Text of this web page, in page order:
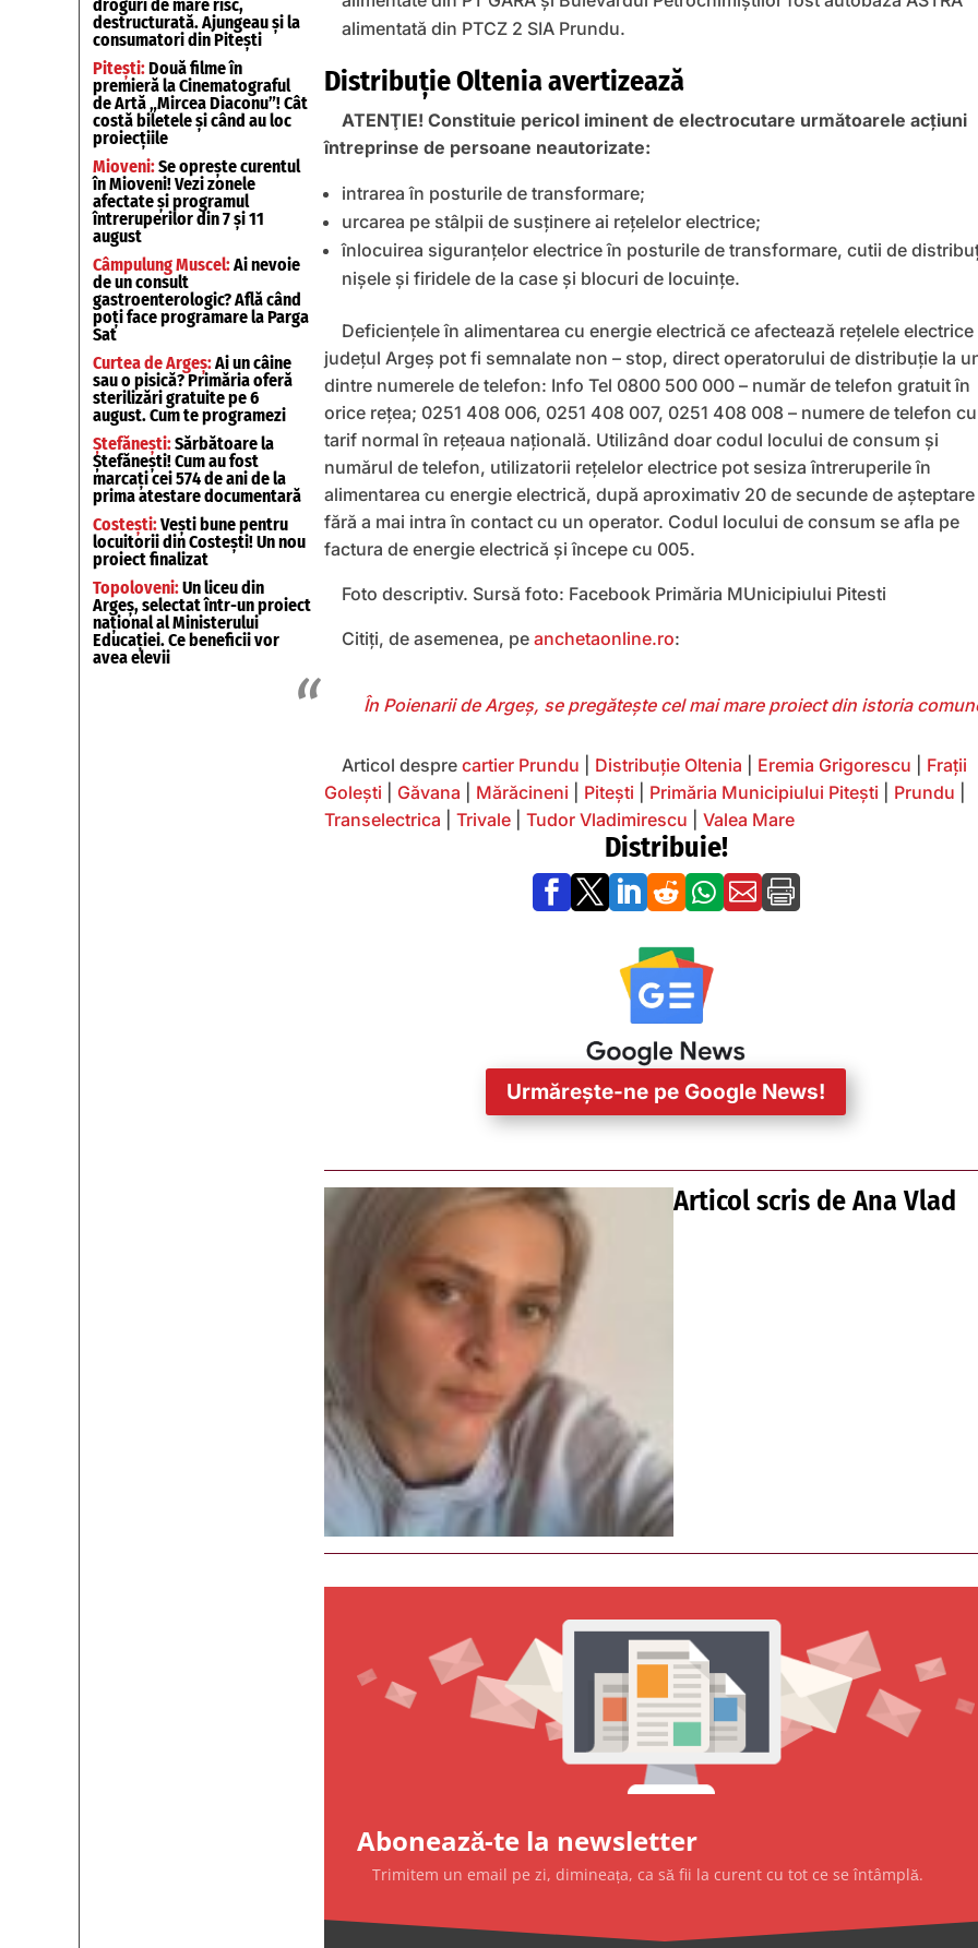
droguri de mare risc,
destructurată. Ajungeau și la
consumatori din Pitești
Pitești:Două filme în
premieră la Cinematograful
de Artă „Mircea Diaconu”! Cât
costă biletele și când au loc
proiecțiile
Mioveni:Se oprește curentul
în Mioveni! Vezi zonele
afectate și programul
întreruperilor din 7 și 11
august
Câmpulung Muscel:Ai nevoie
de un consult
gastroenterologic? Află când
poți face programare la Parga
Sat
Curtea de Argeș:Ai un câine
sau o pisică? Primăria oferă
sterilizări gratuite pe 6
august. Cum te programezi
Ștefănești:Sărbătoare la
Ștefănești! Cum au fost
marcați cei 574 de ani de la
prima atestare documentară
Costești:Vești bune pentru
locuitorii din Costești! Un nou
proiect finalizat
Topoloveni:Un liceu din
Argeș, selectat într-un proiect
național al Ministerului
Educației. Ce beneficii vor
avea elevii
alimentată din PTCZ 2 SIA Prundu.
Distribuţie Oltenia avertizează
ATENŢIE! Constituie pericol iminent de electrocutare următoarele acţiuni
întreprinse de persoane neautorizate:
intrarea în posturile de transformare;
urcarea pe stâlpii de susţinere ai reţelelor electrice;
înlocuirea siguranţelor electrice în posturile de transformare, cutii de
nişele și firidele de la case şi blocuri de locuinţe.
Deficiențele în alimentarea cu energie electrică ce afectează rețelele
județul Argeș pot fi semnalate non – stop, direct operatorului de distribuție la
dintre numerele de telefon: Info Tel 0800 500 000 – număr de telefon gratuit în
orice rețea; 0251 408 006, 0251 408 007, 0251 408 008 – numere de telefon cu
tarif normal în rețeaua națională. Utilizând doar codul locului de consum și
numărul de telefon, utilizatorii rețelelor electrice pot sesiza întreruperile în
alimentarea cu energie electrică, după aproximativ 20 de secunde de așteptare
fără a mai intra în contact cu un operator. Codul locului de consum se afla pe
factura de energie electrică și începe cu 005.
Foto descriptiv. Sursă foto: Facebook Primăria MUnicipiului Pitesti
Citiți, de asemenea, pe anchetaonline.ro:
În Poienarii de Argeș, se pregătește cel mai mare proiect din istoria
Articol despre cartier Prundu Distribuție Oltenia Eremia Grigorescu
Frații
Golești
Găvana Mărăcineni Pitești Primăria Municipiului Pitești Prundu
Transelectrica
Trivale Tudor Vladimirescu Valea Mare
Distribuie!
      
Urmărește-ne pe Google News!
Articol scris deAna Vlad
Abonează-te la newsletter
Trimitem un email pe zi, dimineața, ca să fii la curent cu tot ce se întâmplă.